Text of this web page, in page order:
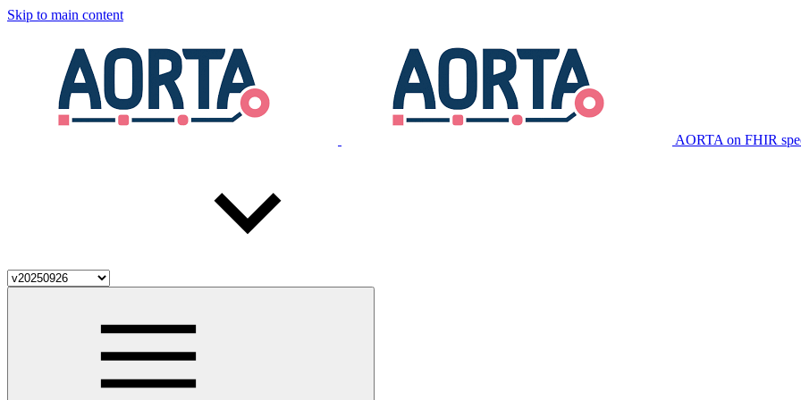
Skip to main content
AORTA on FHIR